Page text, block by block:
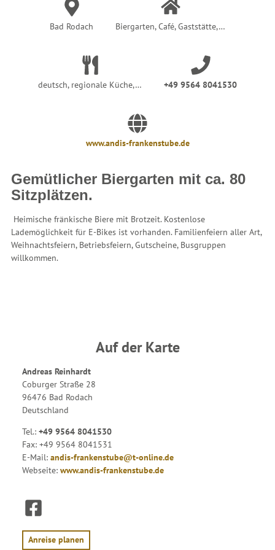
Bad Rodach Biergarten, Café, Gaststätte,…
deutsch, regionale Küche,… +49 9564 8041530
www.andis-frankenstube.de
Gemütlicher Biergarten mit ca. 80
Sitzplätzen.
Heimische fränkische Biere mit Brotzeit. Kostenlose
Lademöglichkeit für E-Bikes ist vorhanden. Familienfeiern aller Art,
Weihnachtsfeiern, Betriebsfeiern, Gutscheine, Busgruppen
willkommen.
Auf der Karte
Andreas Reinhardt
Coburger Straße 28
96476 Bad Rodach
Deutschland
Tel.: +49 9564 8041530
Fax: +49 9564 8041531
E-Mail: andis-frankenstube@t-online.de
Webseite: www.andis-frankenstube.de
F
a
c
eAnreise planen